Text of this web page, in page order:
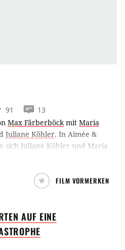
91
13
Max Färberböckmit Maria
Juliane Köhler. In Aimée &
sich Juliane Köhler und Maria
und lieben – die eine Nazi-
Jüdin.
FILM VORMERKEN
AUF EINE